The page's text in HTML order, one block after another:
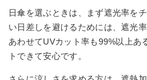
日傘を選ぶときは、まず遮光率を
い日差しを避けるためには、遮光
あわせてUVカット率も99%以上あ
トできて安心です。